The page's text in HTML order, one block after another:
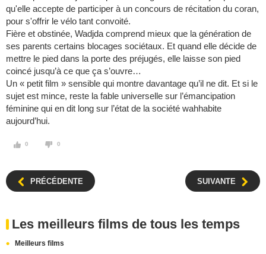
qu'elle accepte de participer à un concours de récitation du coran,
pour s'offrir le vélo tant convoité.
Fière et obstinée, Wadjda comprend mieux que la génération de
ses parents certains blocages sociétaux. Et quand elle décide de
mettre le pied dans la porte des préjugés, elle laisse son pied
coincé jusqu’à ce que ça s’ouvre…
Un « petit film » sensible qui montre davantage qu’il ne dit. Et si le
sujet est mince, reste la fable universelle sur l’émancipation
féminine qui en dit long sur l’état de la société wahhabite
aujourd’hui.
0 0
PRÉCÉDENTE SUIVANTE
Les meilleurs films de tous les temps
Meilleurs films